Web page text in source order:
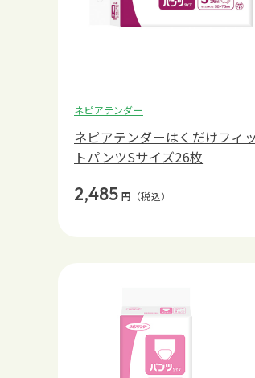
ネピアテンダー
ネピアテンダーはくだけフィッ
トパンツSサイズ26枚
2,485 円 （税込）